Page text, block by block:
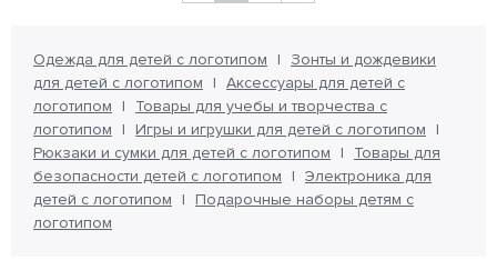
Одежда для детей с логотипом
Зонты и дождевики
для детей с логотипом
Аксессуары для детей с
логотипом
Товары для учебы и творчества с
логотипом
Игры и игрушки для детей с логотипом
Рюкзаки и сумки для детей с логотипом
Товары для
безопасности детей с логотипом
Электроника для
детей с логотипом
Подарочные наборы детям с
логотипом